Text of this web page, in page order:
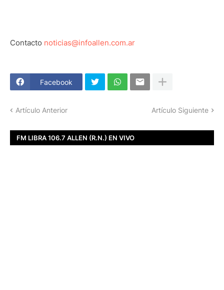
Contacto noticias@infoallen.com.ar
Facebook
Artículo Anterior Artículo Siguiente
FM LIBRA 106.7 ALLEN (R.N.) EN VIVO